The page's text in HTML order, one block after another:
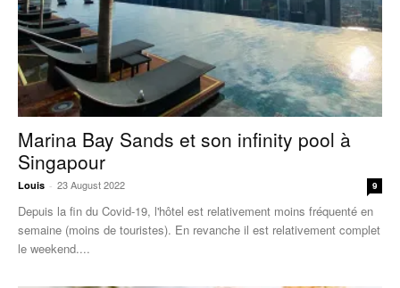
Marina Bay Sands et son infinity pool à
Singapour
Louis - 23 August 2022 9
Depuis la fin du Covid-19, l'hôtel est relativement moins fréquenté en
semaine (moins de touristes). En revanche il est relativement complet
le weekend....